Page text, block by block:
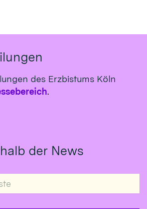
des Erzbistums Köln
.
der News